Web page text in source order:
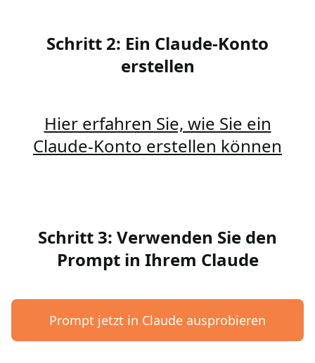
Schritt 2: Ein Claude-Konto
erstellen
Hier erfahren Sie, wie Sie ein
Claude-Konto erstellen können
Schritt 3: Verwenden Sie den
Prompt in Ihrem Claude
Prompt jetzt in Claude ausprobieren